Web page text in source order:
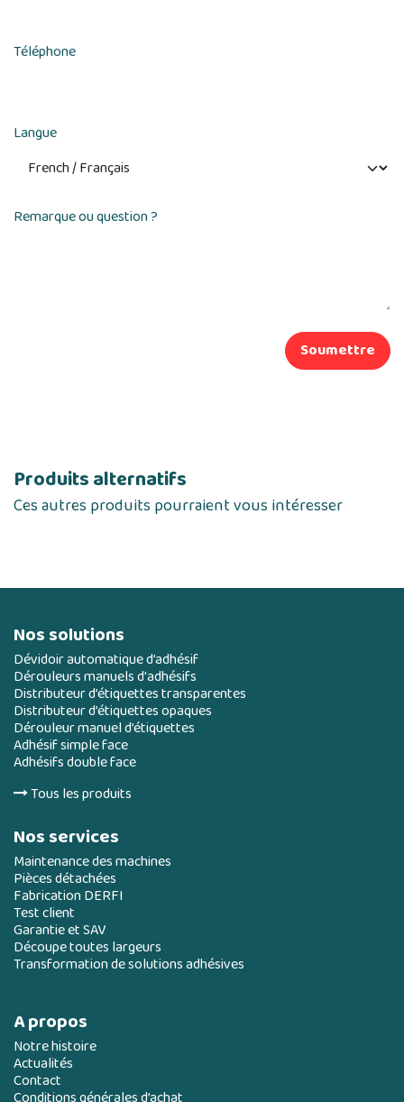
Téléphone
Langue
Remarque ou question ?
Soumettre
Produits alternatifs
Ces autres produits pourraient vous intéresser
Nos solutions
Dévidoir automatique d’adhésif
Dérouleurs manuels d'adhésifs
Distributeur d’étiquettes transparentes
Distributeur d’étiquettes opaques
Dérouleur manuel d’étiquettes
Adhésif simple face
Adhésifs double face
Tous les produits
Nos services
Maintenance des machines
Pièces détachées
Fabrication DERFI
Test client
Garantie et SAV
Découpe toutes largeurs
Transformation de solutions adhésives
A propos
Notre histoire
Actualités
Contact